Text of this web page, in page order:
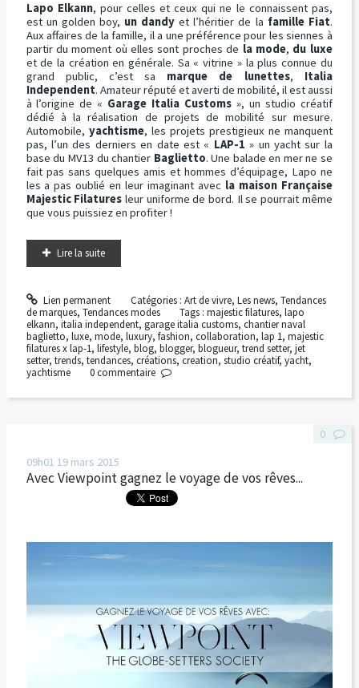
Lapo Elkann, pour celles et ceux qui ne le connaissent pas,
est un golden boy, un dandy et l’héritier de la famille Fiat.
Aux affaires de la famille, il a une préférence pour les siennes à
partir du moment où elles sont proches de la mode, du luxe
et de la création en générale. Sa « vitrine » la plus connue du
grand public, c’est sa marque de lunettes, Italia
Independent. Amateur réputé et averti de mobilité, il est aussi
à l’origine de « Garage Italia Customs », un studio créatif
dédié à la réalisation de projets de mobilité sur mesure.
Automobile, yachtisme, les projets prestigieux ne manquent
pas, l’un des derniers en date est « LAP-1 » un yacht sur la
base du MV13 du chantier Baglietto. Une balade en mer ne se
fait pas sans quelques amis et hommes d’équipage, Lapo ne
les a pas oublié en leur imaginant avec la maison Française
Majestic Filatures leur uniforme de bord. Il se pourrait même
que vous puissiez en profiter !
Lire la suite
Lien permanent Catégories : Art de vivre, Les news, Tendances
de marques, Tendances modes Tags :majestic filatures,lapo
elkann, italia independent, garage italia customs, chantier naval
baglietto, luxe, mode, luxury, fashion, collaboration, lap 1, majestic
filatures x lap-1, lifestyle, blog, blogger, blogueur, trend setter, jet
setter, trends, tendances, créations, creation, studio créatif, yacht,
yachtisme
0commentaire
09h01 19 mars 2015
Avec Viewpoint gagnez le voyage de vos rêves...
0